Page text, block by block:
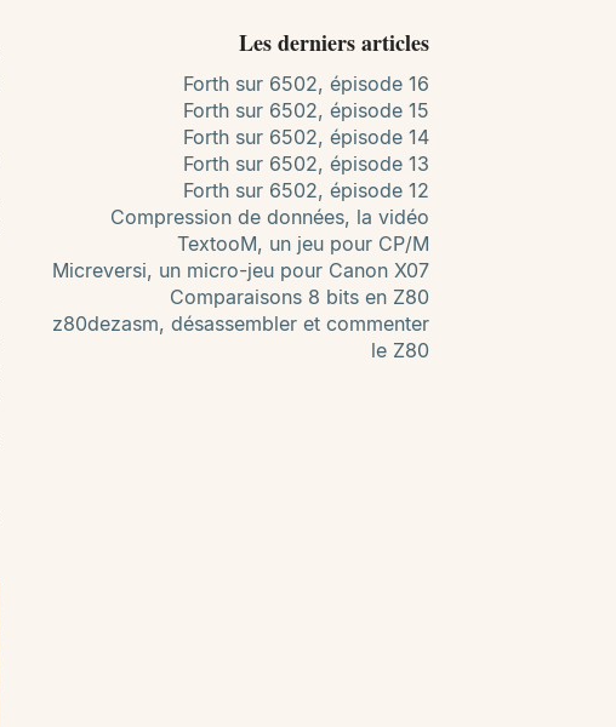
Les derniers articles
Forth sur 6502, épisode 16
Forth sur 6502, épisode 15
Forth sur 6502, épisode 14
Forth sur 6502, épisode 13
Forth sur 6502, épisode 12
Compression de données, la vidéo
TextooM, un jeu pour CP/M
Micreversi, un micro-jeu pour Canon X07
Comparaisons 8 bits en Z80
z80dezasm, désassembler et commenter
le Z80